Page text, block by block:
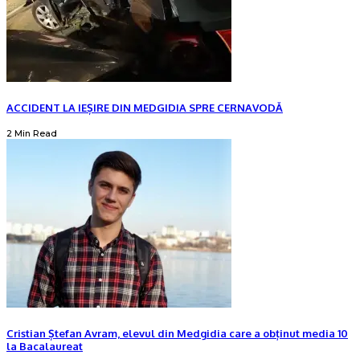
ACCIDENT LA IEȘIRE DIN MEDGIDIA SPRE CERNAVODĂ
2 Min Read
Cristian Ștefan Avram, elevul din Medgidia care a obținut media 10
la Bacalaureat